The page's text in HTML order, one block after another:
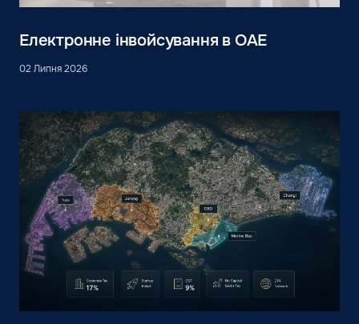
Електронне інвойсування в ОАЕ
02 Липня 2026